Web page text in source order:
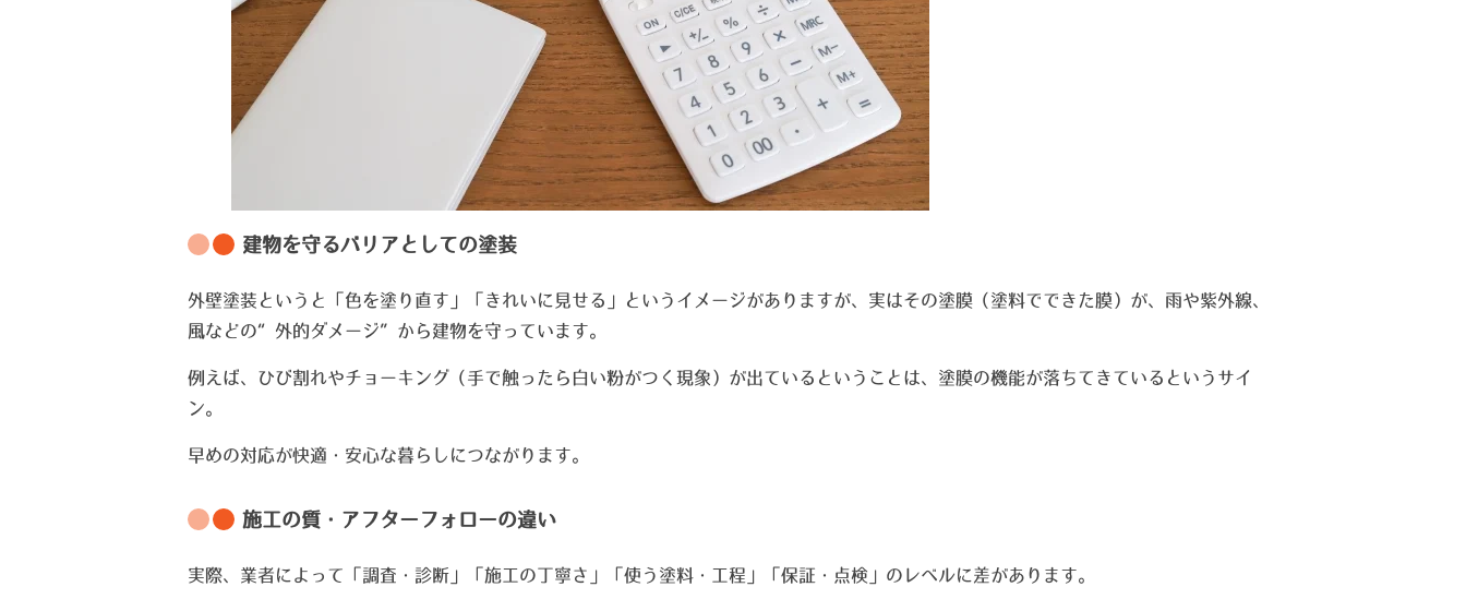
建物を守るバリアとしての塗装
外壁塗装というと「色を塗り直す」「きれいに見せる」というイメージがありますが、実はその塗膜（塗料でできた膜）が、雨や紫外線、
風などの“外的ダメージ”から建物を守っています。
例えば、ひび割れやチョーキング（手で触ったら白い粉がつく現象）が出ているということは、塗膜の機能が落ちてきているというサイ
ン。
早めの対応が快適・安心な暮らしにつながります。
施工の質・アフターフォローの違い
実際、業者によって「調査・診断」「施工の丁寧さ」「使う塗料・工程」「保証・点検」のレベルに差があります。